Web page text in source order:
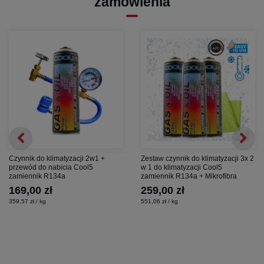
oryginalnego czynnika!
FreezeEco®
Przywraca i przedłuża życie układu klimatyzacji
zapewniając wszystkie niezbędne składniki dla prawidłowej pracy
układu chłodzenia.
Pasuje do węży z manometrem zakupionych od
firm:
✅ Gazozoo
✅ A/C Fix
Czynnik do klimatyzacji 2w1 +
przewód do nabicia Cool5
zamiennik R134a
169,00 zł
359,57 zł / kg
Zestaw czynnik do klimatyzacji 3x 2
w 1 do klimatyzacji Cool5
zamiennik R134a + Mikrofibra
259,00 zł
551,06 zł / kg